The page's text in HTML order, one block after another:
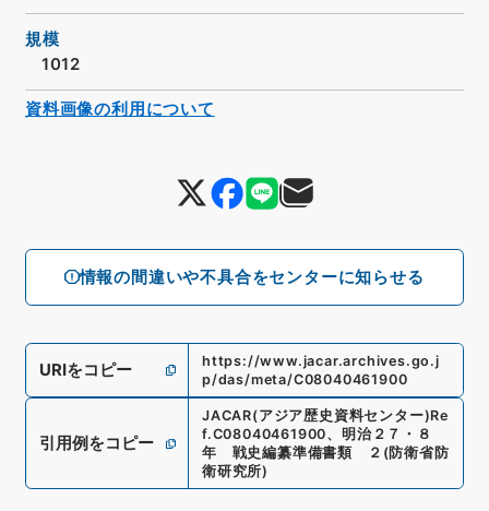
情報の間違いや不具合をセンターに知らせる
規模
1012
URIをコピー
https://www.jacar.archives.go.j
p/das/meta/C08040461900
引用例をコピー
JACAR(アジア歴史資料センター)Re
f.C08040461900、 明治２７・８
年 戦史編纂準備書類 ２ (防衛省防
衛研究所)
資料画像の利用について